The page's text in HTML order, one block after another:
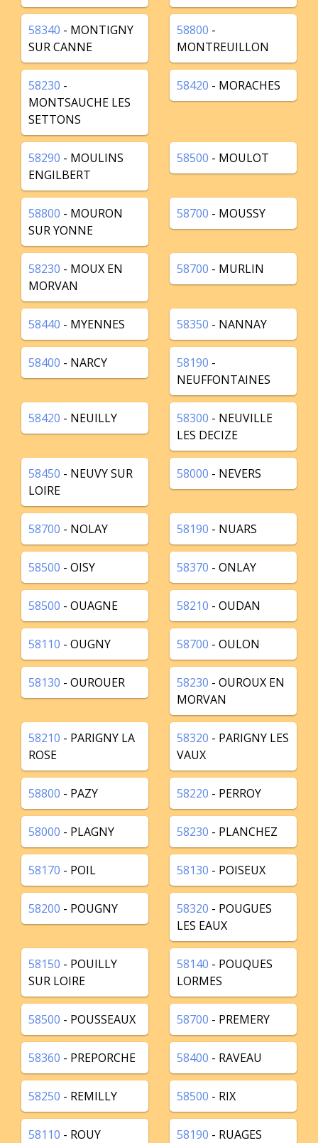
58340 - MONTIGNY
SUR CANNE
58800 -
MONTREUILLON
58230 -
MONTSAUCHE LES
SETTONS
58420 - MORACHES
58290 - MOULINS
ENGILBERT
58500 - MOULOT
58800 - MOURON
SUR YONNE
58700 - MOUSSY
58230 - MOUX EN
MORVAN
58700 - MURLIN
58440 - MYENNES 58350 - NANNAY
58400 - NARCY 58190 -
NEUFFONTAINES
58420 - NEUILLY 58300 - NEUVILLE
LES DECIZE
58450 - NEUVY SUR
LOIRE
58000 - NEVERS
58700 - NOLAY 58190 - NUARS
58500 - OISY 58370 - ONLAY
58500 - OUAGNE 58210 - OUDAN
58110 - OUGNY 58700 - OULON
58130 - OUROUER 58230 - OUROUX EN
MORVAN
58210 - PARIGNY LA
ROSE
58320 - PARIGNY LES
VAUX
58800 - PAZY 58220 - PERROY
58000 - PLAGNY 58230 - PLANCHEZ
58170 - POIL 58130 - POISEUX
58200 - POUGNY 58320 - POUGUES
LES EAUX
58150 - POUILLY
SUR LOIRE
58140 - POUQUES
LORMES
58500 - POUSSEAUX 58700 - PREMERY
58360 - PREPORCHE 58400 - RAVEAU
58250 - REMILLY 58500 - RIX
58110 - ROUY 58190 - RUAGES